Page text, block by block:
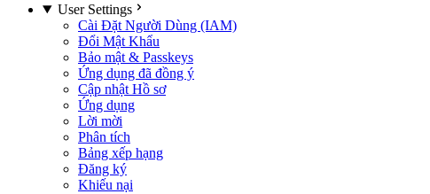
User Settings
Cài Đặt Người Dùng (IAM)
Đổi Mật Khẩu
Bảo mật & Passkeys
Ứng dụng đã đồng ý
Cập nhật Hồ sơ
Ứng dụng
Lời mời
Phân tích
Bảng xếp hạng
Đăng ký
Khiếu nại